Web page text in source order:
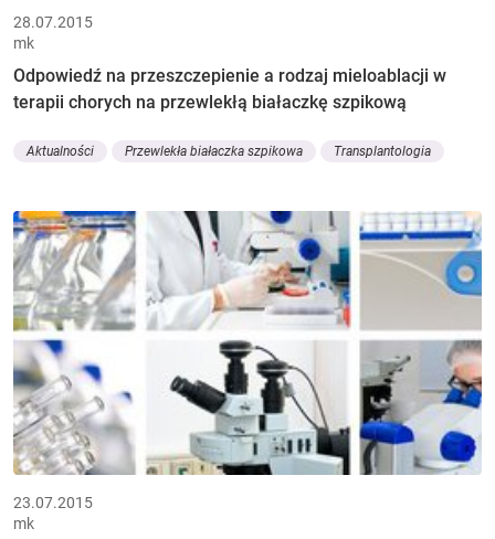
28.07.2015
mk
Odpowiedź na przeszczepienie a rodzaj mieloablacji w
terapii chorych na przewlekłą białaczkę szpikową
Aktualności Przewlekła białaczka szpikowa Transplantologia
23.07.2015
mk